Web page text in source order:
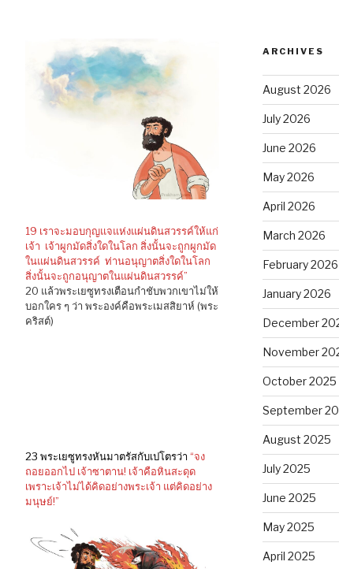
19 เราจะมอบกุญแจแห่งแผ่นดินสวรรค์ให้แก่
เจ้า เจ้าผูกมัดสิ่งใดในโลก สิ่งนั้นจะถูกผูกมัด
ในแผ่นดินสวรรค์ ท่านอนุญาตสิ่งใดในโลก
สิ่งนั้นจะถูกอนุญาตในแผ่นดินสวรรค์”
20 แล้วพระเยซูทรงเตือนกำชับพวกเขาไม่ให้
บอกใคร ๆ ว่า พระองค์คือพระเมสสิยาห์ (พระ
คริสต์)
23 พระเยซูทรงหันมาตรัสกับเปโตรว่า “จง
ถอยออกไป เจ้าซาตาน! เจ้าคือหินสะดุด
เพราะเจ้าไม่ได้คิดอย่างพระเจ้า แต่คิดอย่าง
มนุษย์!”
ARCHIVES
August 2026
July 2026
June 2026
May 2026
April 2026
March 2026
February 2026
January 2026
December
November
October 2025
September
August 2025
July 2025
June 2025
May 2025
April 2025